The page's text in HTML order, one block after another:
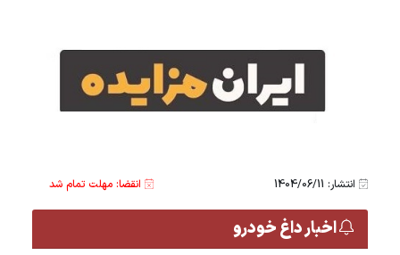
انتشار: 1404/06/11 انقضا: مهلت تمام شد
اخبار داغ خودرو